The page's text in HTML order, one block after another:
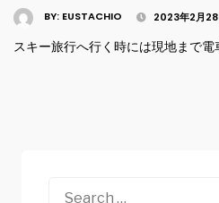
BY: EUSTACHIO 2023年2月28
スキー旅行へ行く時には現地まで
Search